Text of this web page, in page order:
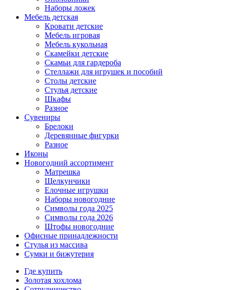
Наборы ложек
Мебель детская
Кровати детские
Мебель игровая
Мебель кукольная
Скамейки детские
Скамьи для гардероба
Стеллажи для игрушек и пособий
Столы детские
Стулья детские
Шкафы
Разное
Сувениры
Брелоки
Деревянные фигурки
Разное
Иконы
Новогодний ассортимент
Матрешка
Щелкунчики
Елочные игрушки
Наборы новогодние
Символы года 2025
Символы года 2026
Штофы новогодние
Офисные принадлежности
Стулья из массива
Сумки и бижутерия
Где купить
Золотая хохлома